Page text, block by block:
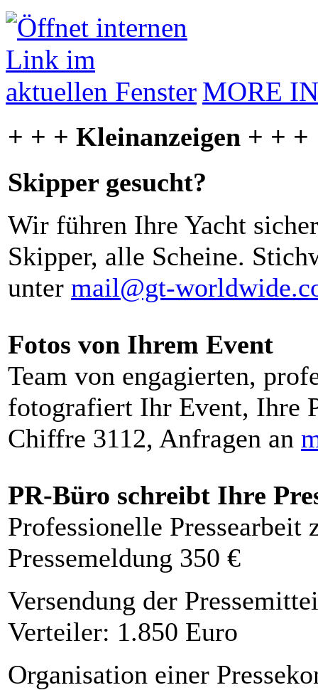
MORE
+ + + Kleinanzeigen + + +
Skipper gesucht?
Wir führen Ihre Yacht
Skipper, alle Scheine.
unter mail@gt-
Fotos von Ihrem Event
Team von engagierten,
fotografiert Ihr Event, Ihre
Chiffre 3112, Anfragen an
PR-Büro schreibt Ihre
Professionelle Pressearbeit
Pressemeldung 350 €
Versendung der
Verteiler: 1.850 Euro
Organisation einer